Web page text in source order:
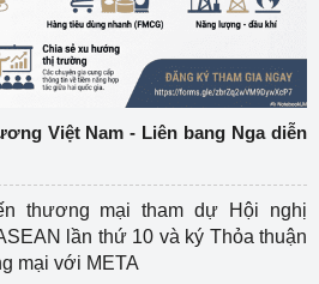
Việt Nam - Liên bang Nga diễn
thương mại tham dự Hội nghị
lần thứ 10 và ký Thỏa thuận
mại với META